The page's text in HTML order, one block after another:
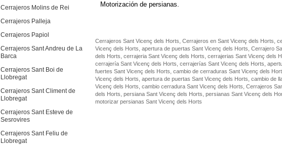
Cerrajeros Molins de Rei
Cerrajeros Palleja
Cerrajeros Papiol
Cerrajeros Sant Andreu de La
Barca
Cerrajeros Sant Boi de
Llobregat
Cerrajeros Sant Climent de
Llobregat
Cerrajeros Sant Esteve de
Sesrovires
Cerrajeros Sant Feliu de
Llobregat
Motorización de persianas.
Cerrajeros Sant Vicenç dels Horts, Cerrajeros en Sant Vicenç dels Horts,
Vicenç dels Horts, apertura de puertas Sant Vicenç dels Horts, Cerrajero
dels Horts, cerrajeria Sant Vicenç dels Horts, cerrajerias Sant Vicenç dels
cerrajería Sant Vicenç dels Horts, cerrajerías Sant Vicenç dels Horts,
fuertes Sant Vicenç dels Horts, cambio de cerraduras Sant Vicenç dels
Vicenç dels Horts, apertura de puertas Sant Vicenç dels Horts, cambio de
Vicenç dels Horts, cambio cerradura Sant Vicenç dels Horts, Cerrajeros
dels Horts, persiana Sant Vicenç dels Horts, persianas Sant Vicenç dels
motorizar persianas Sant Vicenç dels Horts